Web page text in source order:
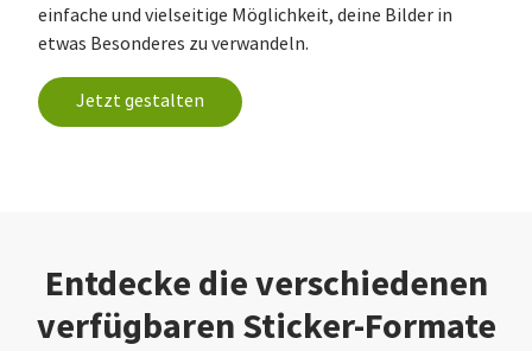
einfache und vielseitige Möglichkeit, deine Bilder in
etwas Besonderes zu verwandeln.
Jetzt gestalten
Entdecke die verschiedenen
verfügbaren Sticker-Formate